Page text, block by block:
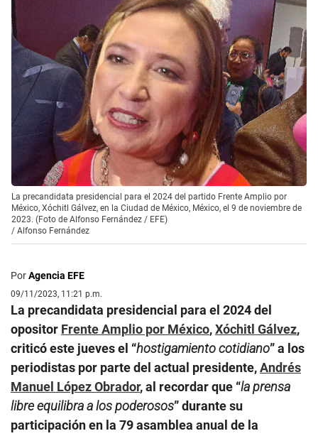
La precandidata presidencial para el 2024 del partido Frente Amplio por
México, Xóchitl Gálvez, en la Ciudad de México, México, el 9 de noviembre de
2023. (Foto de Alfonso Fernández / EFE)
/ Alfonso Fernández
PorAgencia EFE
09/11/2023, 11:21 p.m.
La precandidata presidencial para el 2024 del
opositor Frente Amplio por México,Xóchitl Gálvez,
criticó este jueves el “hostigamiento cotidiano” a los
periodistas por parte del actual presidente,Andrés
Manuel López Obrador, al recordar que “la prensa
libre equilibra a los poderosos” durante su
participación en la 79 asamblea anual de la